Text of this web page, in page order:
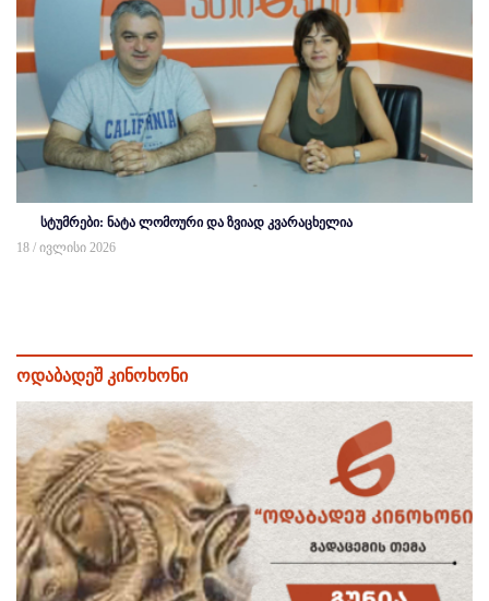
სტუმრები: ნატა ლომოური და ზვიად კვარაცხელია
18 / ივლისი 2026
ოდაბადეშ კინოხონი